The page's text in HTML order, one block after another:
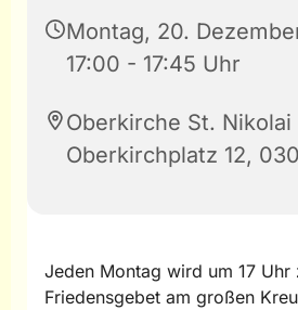
Montag, 20.
17:00 - 17:45 Uhr
Oberkirche St.
Oberkirchplatz 12,
Jeden Montag wird um 17 Uhr
Friedensgebet am großen